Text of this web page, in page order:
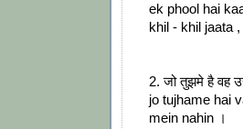
ek phool hai
khil - khil jaata
2. जो तुझमे है वह
jo tujhame hai
mein nahin ।